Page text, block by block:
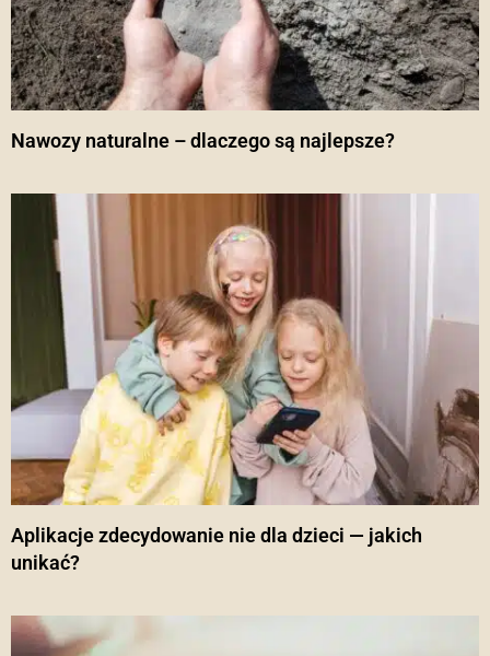
Nawozy naturalne – dlaczego są najlepsze?
Aplikacje zdecydowanie nie dla dzieci — jakich
unikać?